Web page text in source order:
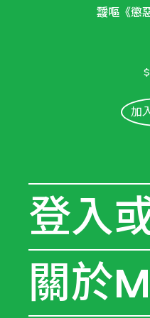
靉嘔《懲
加
登入
關於